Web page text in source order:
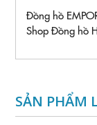
Đồng hồ
Shop Đồng hồ
SẢN PHẨM